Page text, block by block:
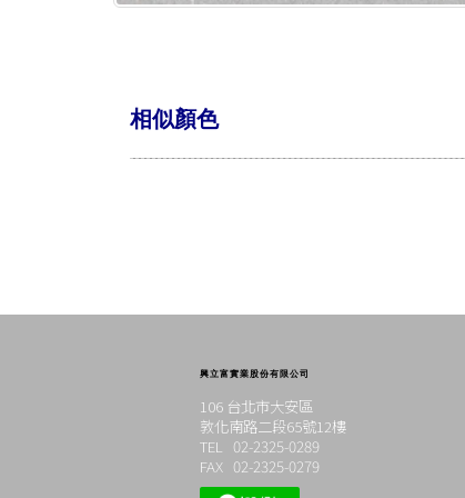
相似顏色
興立富實業股份有限公司
106 台北市大安區
敦化南路二段65號12樓
TEL 02-2325-0289
FAX 02-2325-0279